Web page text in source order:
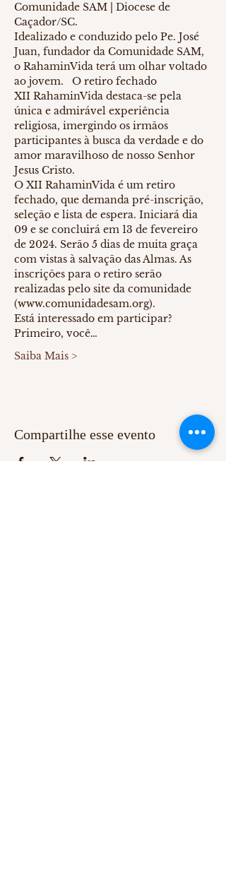
Comunidade SAM | Diocese de
Caçador/SC.
Idealizado e conduzido pelo Pe. José
Juan, fundador da Comunidade SAM,
o RahaminVida terá um olhar voltado
ao jovem.   O retiro fechado
XII RahaminVida destaca-se pela
única e admirável experiência
religiosa, imergindo os irmãos
participantes à busca da verdade e do
amor maravilhoso de nosso Senhor
Jesus Cristo.
O XII RahaminVida é um retiro
fechado, que demanda pré-inscrição,
seleção e lista de espera. Iniciará dia
09 e se concluirá em 13 de fevereiro
de 2024. Serão 5 dias de muita graça
com vistas à salvação das Almas. As
inscrições para o retiro serão
realizadas pelo site da comunidade
(www.comunidadesam.org).
Está interessado em participar?
Primeiro, você…
Saiba Mais >
Compartilhe esse evento